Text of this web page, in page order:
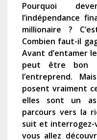
Pourquoi
l’indépendance
millionaire ? C
Combien faut-il
Avant d’entamer
peut être bon
l’entreprend.
posent vraiment
elles sont un
parcours vers la
suit et interrogez-
vous allez